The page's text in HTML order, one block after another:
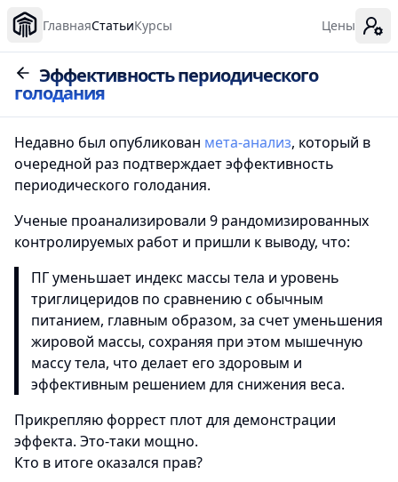
ГлавнаяСтатьиКурсы Цены
Эффективность периодического
голодания
Недавно был опубликован мета-анализ, который в
очередной раз подтверждает эффективность
периодического голодания.
Ученые проанализировали 9 рандомизированных
контролируемых работ и пришли к выводу, что:
ПГ уменьшает индекс массы тела и уровень
триглицеридов по сравнению с обычным
питанием, главным образом, за счет уменьшения
жировой массы, сохраняя при этом мышечную
массу тела, что делает его здоровым и
эффективным решением для снижения веса.
Прикрепляю форрест плот для демонстрации
эффекта. Это-таки мощно.
Кто в итоге оказался прав?